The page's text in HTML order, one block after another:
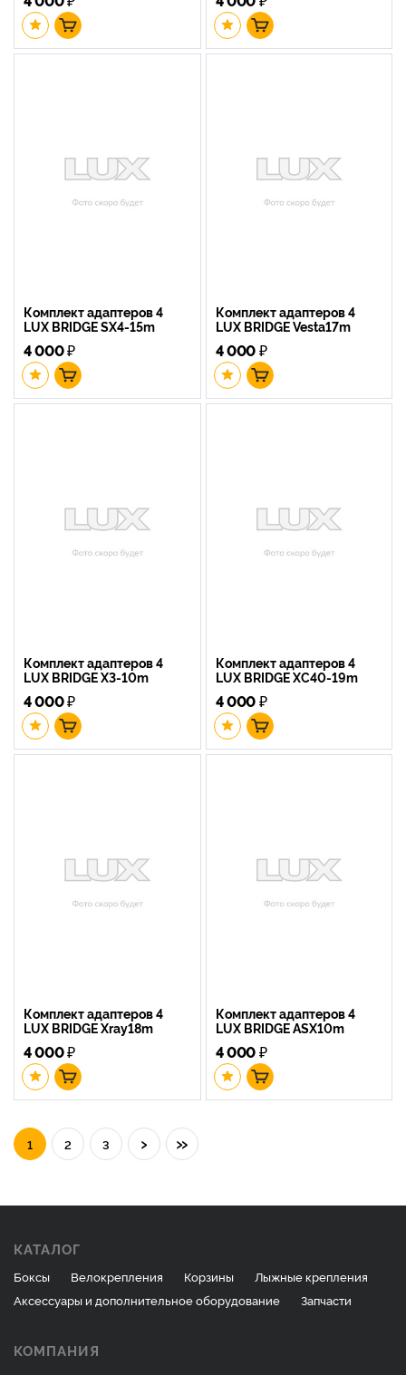
Комплект адаптеров 4
LUX BRIDGE SX4-15m
4 000₽
Комплект адаптеров 4
LUX BRIDGE Vesta17m
4 000₽
Комплект адаптеров 4
LUX BRIDGE X3-10m
4 000₽
Комплект адаптеров 4
LUX BRIDGE XC40-19m
4 000₽
Комплект адаптеров 4
LUX BRIDGE Xray18m
4 000₽
Комплект адаптеров 4
LUX BRIDGE ASX10m
4 000₽
1 2 3 › »
КАТАЛОГ
Боксы Велокрепления Корзины
Лыжные крепления
Аксессуары и дополнительное оборудование
Запчасти
КОМПАНИЯ